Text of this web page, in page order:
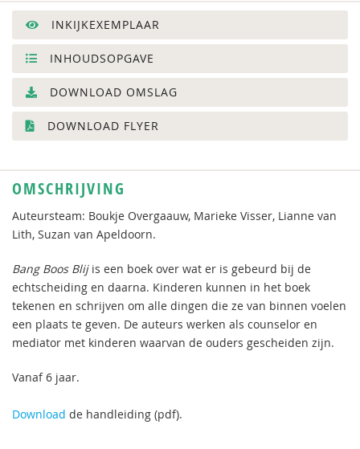
INKIJKEXEMPLAAR
INHOUDSOPGAVE
DOWNLOAD OMSLAG
DOWNLOAD FLYER
OMSCHRIJVING
Auteursteam: Boukje Overgaauw, Marieke Visser, Lianne van
Lith, Suzan van Apeldoorn.
Bang Boos Blijis een boek over wat er is gebeurd bij de
echtscheiding en daarna. Kinderen kunnen in het boek
tekenen en schrijven om alle dingen die ze van binnen voelen
een plaats te geven. De auteurs werken als counselor en
mediator met kinderen waarvan de ouders gescheiden zijn.
Vanaf 6 jaar.
Download de handleiding (pdf).